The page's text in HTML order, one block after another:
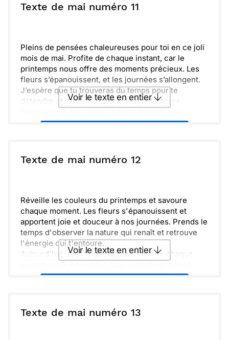
Texte de mai numéro 11
Pleins de pensées chaleureuses pour toi en ce joli
mois de mai. Profite de chaque instant, car le
printemps nous offre des moments précieux. Les
fleurs s’épanouissent, et les journées s’allongent.
J’espère que tu trouveras du temps pour te
détendre et savourer la beauté qui t’entoure.
sentiers ensoleillés et n’oublie pas de prendre soin
et prends le temps d’apprécier les petits bonheurs
de la vie. Que ce soit une belle aventure ou une
Voir le texte en entier
ou : Copier Recevoir par mail
Texte de mai numéro 12
Réveille les couleurs du printemps et savoure
chaque moment. Les fleurs s'épanouissent et
apportent joie et douceur à nos journées. Prends le
temps d'observer la nature qui renaît et retrouve
l'énergie qui t'entoure.
Aujourd'hui, profite de l’optimisation de chaque
t'apporte inspiration et bonheur au quotidien.
Voir le texte en entier
ou : Copier Recevoir par mail
Texte de mai numéro 13